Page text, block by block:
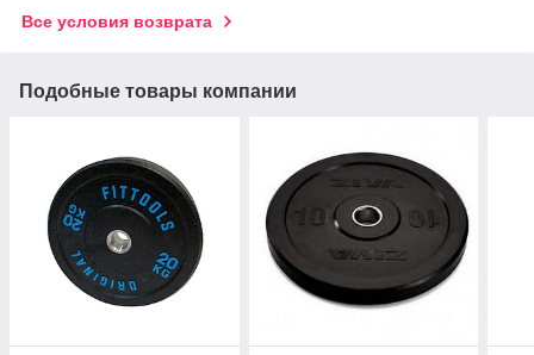
Все условия возврата
Подобные товары компании